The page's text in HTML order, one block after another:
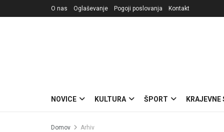
O nas Oglaševanje Pogoji poslovanja Kontakt
NOVICE KULTURA ŠPORT
Domov Arhiv